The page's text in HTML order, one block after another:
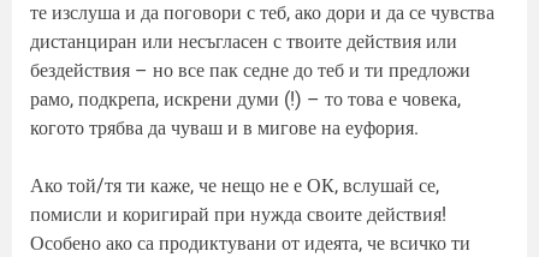
те изслуша и да поговори с теб, ако дори и да се чувства
дистанциран или несъгласен с твоите действия или
бездействия – но все пак седне до теб и ти предложи
рамо, подкрепа, искрени думи (!) – то това е човека,
когото трябва да чуваш и в мигове на еуфория.
Ако той/тя ти каже, че нещо не е ОК, вслушай се,
помисли и коригирай при нужда своите действия!
Особено ако са продиктувани от идеята, че всичко ти